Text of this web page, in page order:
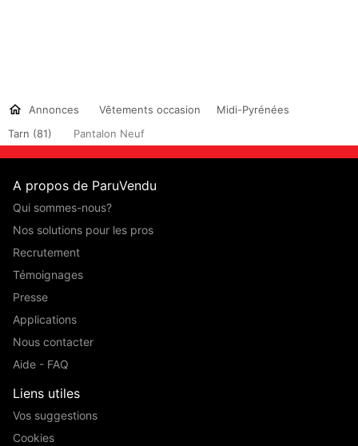
Annonces Vêtements occasion
Midi-Pyrénées
Tarn (81)
Pantalon Neuf
A propos de ParuVendu
Qui sommes-nous?
Nos solutions pour les pros
Recrutement
Témoignages
Presse
Applications
Nous contacter
Aide - FAQ
Liens utiles
Vos suggestions
Cookies